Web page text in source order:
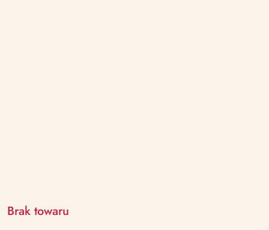
Brak towaru